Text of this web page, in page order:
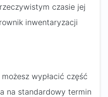
czasie jej
inwentaryzacji
wypłacić część
na standardowy termin